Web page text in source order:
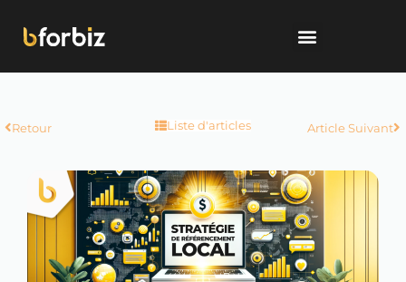
Retour Article Suivant
Liste d'articles